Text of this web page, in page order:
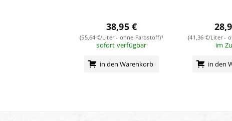
38,95 €
(55,64 €/Liter - ohne Farbstoff)¹
sofort verfügbar
in den Warenkorb
(41,36 €/Liter -
im
in den